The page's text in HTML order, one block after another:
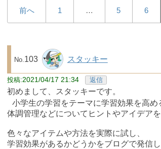
前へ 1 … 5 6
103 スタッキー
2021/04/17 21:34 返信
初めまして、スタッキーです。
小学生の学習をテーマに学習効果を高め
体調管理などについてヒントやアイデア
色々なアイテムや方法を実際に試し、
学習効果があるかどうかをブログで発信し